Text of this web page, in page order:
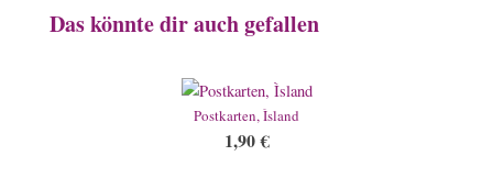
Das könnte dir auch gefallen
Postkarten, Ìsland
1,90€